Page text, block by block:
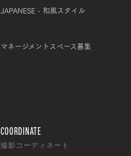
JAPANESE - 和風スタイル
マネージメントスペース募集
COORDINATE
撮影コーディネート